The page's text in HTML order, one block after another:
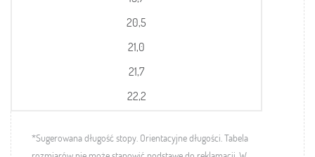
20,5
21,0
21,7
22,2
*Sugerowana długość stopy. Orientacyjne długości.Tabela